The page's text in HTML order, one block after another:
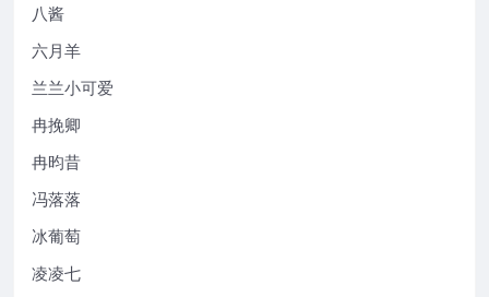
八酱
六月羊
兰兰小可爱
冉挽卿
冉昀昔
冯落落
冰葡萄
凌凌七